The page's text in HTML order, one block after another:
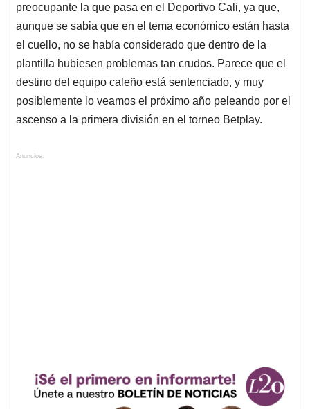
preocupante la que pasa en el Deportivo Cali, ya que,
aunque se sabia que en el tema económico están hasta
el cuello, no se había considerado que dentro de la
plantilla hubiesen problemas tan crudos. Parece que el
destino del equipo caleño está sentenciado, y muy
posiblemente lo veamos el próximo año peleando por el
ascenso a la primera división en el torneo Betplay.
Anuncios.